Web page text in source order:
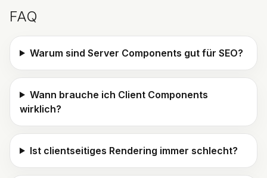
FAQ
Warum sind Server Components gut für SEO?
Wann brauche ich Client Components
wirklich?
Ist clientseitiges Rendering immer schlecht?